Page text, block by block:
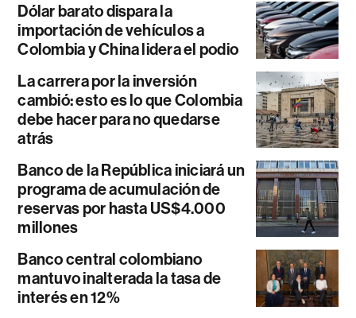
Dólar barato dispara la
importación de vehículos a
Colombia y China lidera el podio
La carrera por la inversión
cambió: esto es lo que Colombia
debe hacer para no quedarse
atrás
Banco de la República iniciará un
programa de acumulación de
reservas por hasta US$4.000
millones
Banco central colombiano
mantuvo inalterada la tasa de
interés en 12%